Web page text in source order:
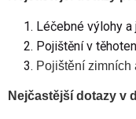
Léčebné výlohy
Pojištění v
Pojištění zimních
Nejčastější dotazy v